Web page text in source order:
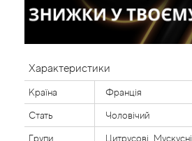
Характеристики
Країна Франція
Стать Чоловічий
Групи
Цитрусові, Мускусні